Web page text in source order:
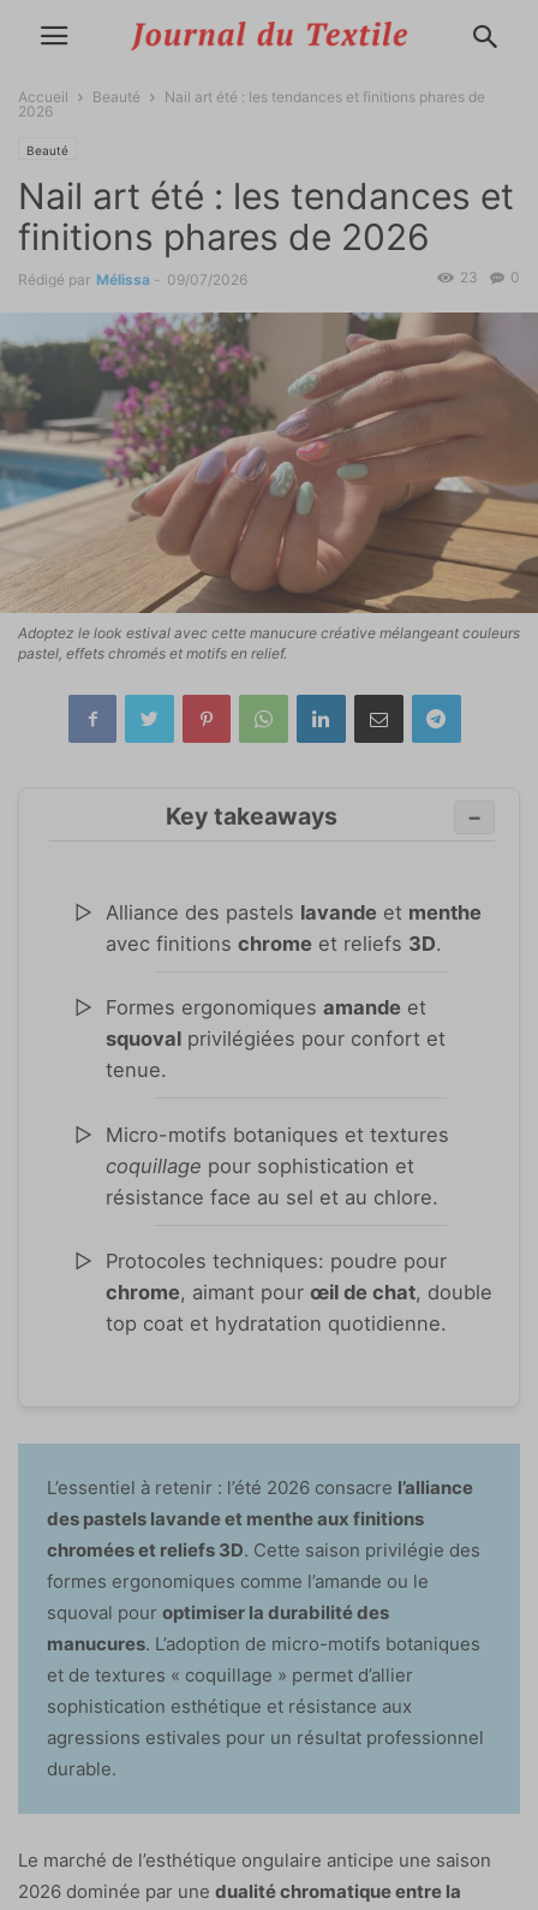
Accueil Beauté
Nail art été : les tendances et finitions phares de
2026
Beauté
Nail art été : les tendances et
finitions phares de 2026
Rédigé par Mélissa - 09/07/2026 0
23
Adoptez le look estival avec cette manucure créative mélangeant couleurs
pastel, effets chromés et motifs en relief.
Key takeaways −
Alliance des pastels lavande et menthe
avec finitionschrome et reliefs 3D.
Formes ergonomiquesamande et
squoval privilégiées pour confort et
tenue.
Micro-motifs botaniques et textures
coquillage pour sophistication et
résistance face au sel et au chlore.
Protocoles techniques: poudre pour
chrome, aimant pourœil de chat, double
top coat et hydratation quotidienne.
L’essentiel à retenir : l’été 2026 consacre l’alliance
des pastels lavande et menthe aux finitions
chromées et reliefs 3D. Cette saison privilégie des
formes ergonomiques comme l’amande ou le
squoval pour optimiser la durabilité des
manucures. L’adoption de micro-motifs botaniques
et de textures « coquillage » permet d’allier
sophistication esthétique et résistance aux
agressions estivales pour un résultat professionnel
durable.
Le marché de l’esthétique ongulaire anticipe une saison
2026 dominée par une dualité chromatique entre la